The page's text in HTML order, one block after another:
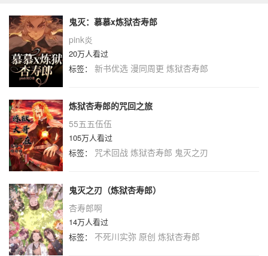
鬼灭：慕慕x炼狱杏寿郎
pink炎
20万人看过
标签： 新书优选 漫同周更 炼狱杏寿郎
炼狱杏寿郎的咒回之旅
55五五伍伍
105万人看过
标签： 咒术回战 炼狱杏寿郎 鬼灭之刃
鬼灭之刃（炼狱杏寿郎）
杏寿郎啊
14万人看过
标签： 不死川实弥 原创 炼狱杏寿郎